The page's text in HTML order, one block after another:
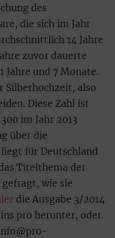
des
die sich im Jahr
14 Jahre
zuvor dauerte
Jahre und 7 Monate.
Silberhochzeit, also
Diese Zahl ist
im Jahr 2013
über die
für Deutschland
Titelthema der
wie sie
die Ausgabe 3/2014
pro herunter, oder